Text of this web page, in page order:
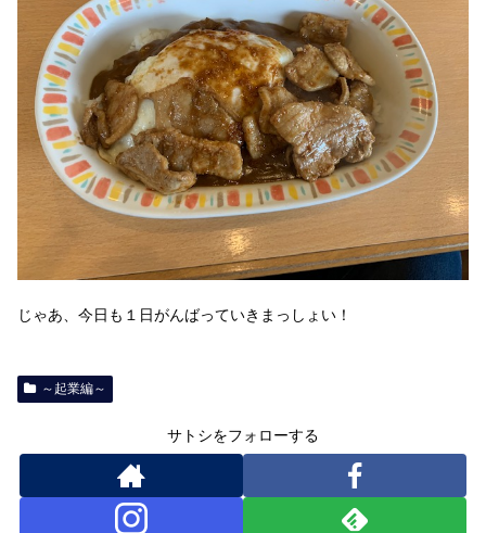
じゃあ、今日も１日がんばっていきまっしょい！
～起業編～
サトシをフォローする